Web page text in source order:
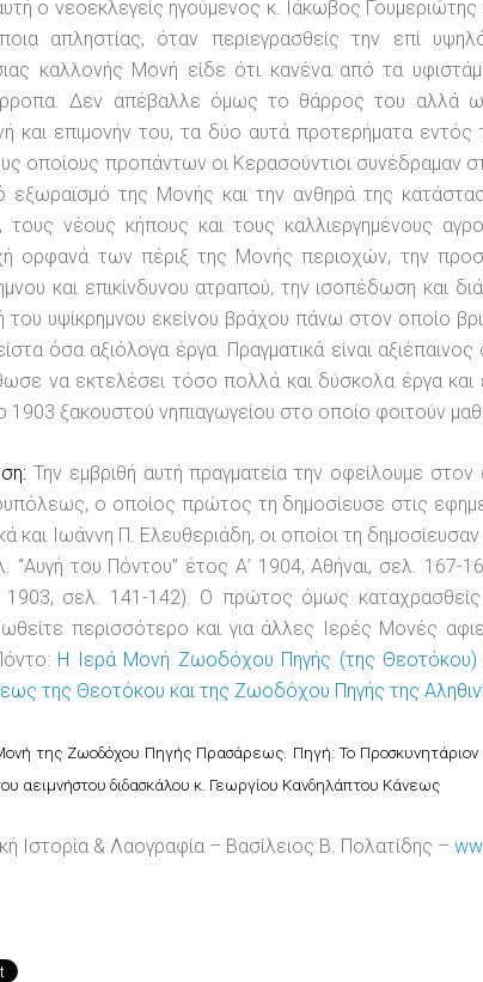
ο νεοεκλεγείς ηγούμενος κ. Ιάκωβος
απληστίας, όταν περιεγρασθείς την επί
καλλονής Μονή είδε ότι κανένα από τα
Δεν απέβαλλε όμως το θάρρος του αλλά
και επιμονήν του, τα δύο αυτά προτερήματα
οποίους προπάντων οι Κερασούντιοι συνέδραμαν
εξωραϊσμό της Μονής και την ανθηρά της
τους νέους κήπους και τους καλλιεργημένους
ορφανά των πέριξ της Μονής περιοχών, την
και επικίνδυνου ατραπού, την ισοπέδωση και
του υψίκρημνου εκείνου βράχου πάνω στον οποίο
όσα αξιόλογα έργα. Πραγματικά είναι
να εκτελέσει τόσο πολλά και δύσκολα έργα και
1903 ξακουστού νηπιαγωγείου στο οποίο φοιτούν
Την εμβριθή αυτή πραγματεία την οφείλουμε
ο οποίος πρώτος τη δημοσίευσε στις
και Ιωάννη Π. Ελευθεριάδη, οι οποίοι τη
“Αυγή του Πόντου” έτος Α’ 1904, Αθήναι, σελ. 167-
1903, σελ. 141-142). Ο πρώτος όμως
περισσότερο και για άλλες Ιερές Μονές
Η Ιερά Μονή Ζωοδόχου Πηγής (της Θεοτόκου)
της Θεοτόκου και της Ζωοδόχου Πηγής της
της Ζωοδόχου Πηγής Πρασάρεως. Πηγή: Το Προσκυνητάριον
αειμνήστου διδασκάλου κ. Γεωργίου Κανδηλάπτου Κάνεως
Ιστορία & Λαογραφία – Βασίλειος Β. Πολατίδης –